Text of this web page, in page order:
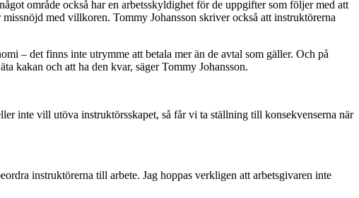
område också har en arbetsskyldighet för de uppgifter som följer med att
med villkoren. Tommy Johansson skriver också att instruktörerna
– det finns inte utrymme att betala mer än de avtal som gäller. Och på
kakan och att ha den kvar, säger Tommy Johansson.
inte vill utöva instruktörsskapet, så får vi ta ställning till konsekvenserna när
instruktörerna till arbete. Jag hoppas verkligen att arbetsgivaren inte